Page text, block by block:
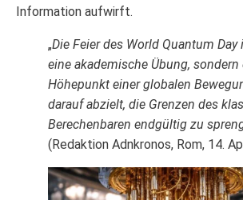
Information aufwirft.
„Die Feier des World Quantum
eine akademische Übung, sondern
Höhepunkt einer globalen
darauf abzielt, die Grenzen des
Berechenbaren endgültig zu
(Redaktion Adnkronos, Rom, 14.